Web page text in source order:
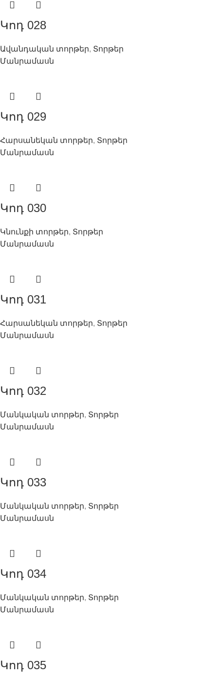
Կոդ 028
Ավանդական տորթեր, Տորթեր
Մանրամասն
Կոդ 029
Հարսանեկան տորթեր, Տորթեր
Մանրամասն
Կոդ 030
Կնունքի տորթեր, Տորթեր
Մանրամասն
Կոդ 031
Հարսանեկան տորթեր, Տորթեր
Մանրամասն
Կոդ 032
Մանկական տորթեր, Տորթեր
Մանրամասն
Կոդ 033
Մանկական տորթեր, Տորթեր
Մանրամասն
Կոդ 034
Մանկական տորթեր, Տորթեր
Մանրամասն
Կոդ 035